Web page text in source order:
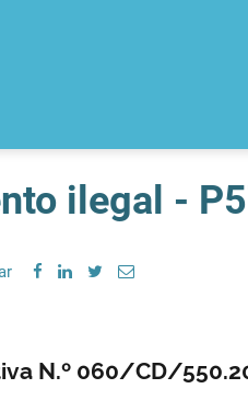
ilegal -
N.º 060/CD/